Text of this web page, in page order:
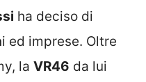
ha deciso di
ed imprese. Oltre
la VR46 da lui